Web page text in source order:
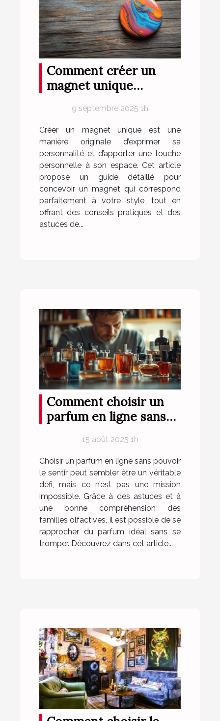
Comment créer un
magnet unique
votre style ?
9 septembre 2025 1h
Créer un magnet unique est une
manière originale d’exprimer sa
personnalité et d’apporter une touche
personnelle à son espace. Cet article
propose un guide détaillé pour
concevoir un magnet qui correspond
parfaitement à votre style, tout en
offrant des conseils pratiques et des
astuces de...
Comment choisir un
parfum en ligne sans
15 août 2025 1h
Choisir un parfum en ligne sans pouvoir
le sentir peut sembler être un véritable
défi, mais ce n’est pas une mission
impossible. Grâce à des astuces et à
une bonne compréhension des
familles olfactives, il est possible de se
rapprocher du parfum idéal sans se
tromper. Découvrez dans cet article...